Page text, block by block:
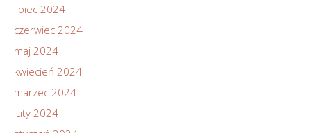
lipiec 2024
czerwiec 2024
maj 2024
kwiecień 2024
marzec 2024
luty 2024